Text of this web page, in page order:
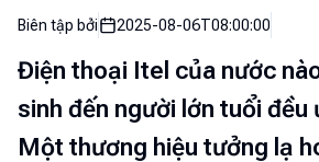
Biên tập bởi 2025-08-06T08:00:00
Điện thoại Itel của nước
sinh đến người lớn tuổi đều
Một thương hiệu tưởng lạ